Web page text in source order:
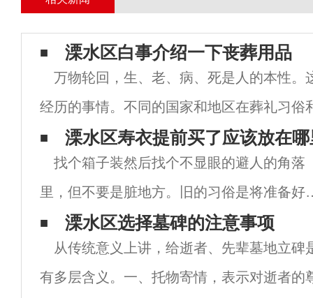
溧水区白事介绍一下丧葬用品
万物轮回，生、老、病、死是人的本性。
经历的事情。不同的国家和地区在葬礼习俗
不同。然而，人们死后须被埋葬。随着科学
们不再迷信，而是相信科学。然而，一些丧
溧水区寿衣提前买了应该放在
找个箱子装然后找个不显眼的避人的角落
里，但不要是脏地方。旧的习俗是将准备好
寿衣放入寿材里面保管。现在不用棺材了，
以将提前准备好的寿衣包在一个包袱里，放
柜子顶上。因为放在低处容易受潮发霉，等
溧水区选择墓碑的注意事项
从传统意义上讲，给逝者、先辈墓地立碑
有多层含义。一、托物寄情，表示对逝者的